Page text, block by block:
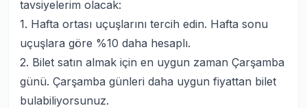
tavsiyelerim olacak:
1. Hafta ortası uçuşlarını tercih edin. Hafta sonu
uçuşlara göre %10 daha hesaplı.
2. Bilet satın almak için en uygun zaman Çarşamba
günü. Çarşamba günleri daha uygun fiyattan bilet
bulabiliyorsunuz.